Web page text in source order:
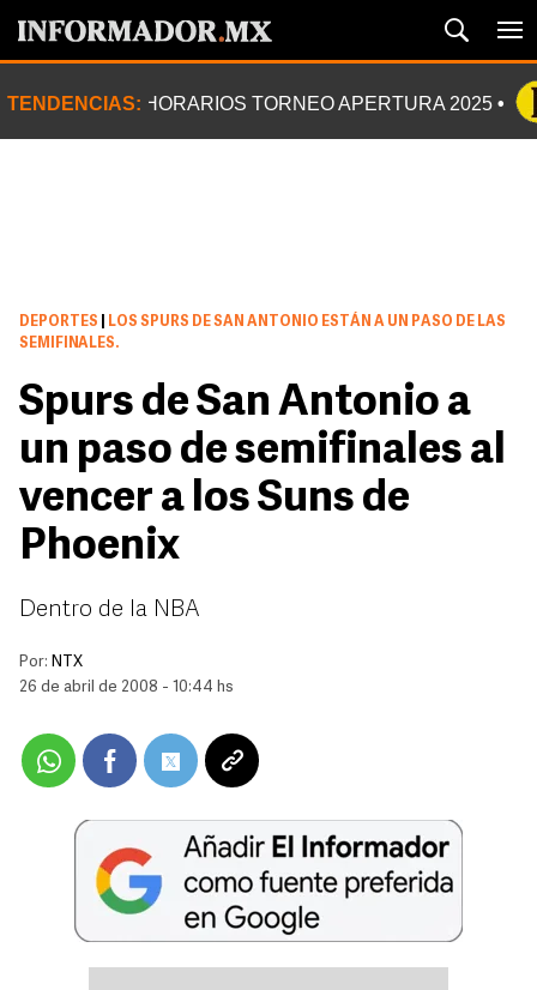
TENDENCIAS: HORARIOS TORNEO APERTURA 2025
DEPORTES
LOS SPURS DE SAN ANTONIO ESTÁN A UN PASO DE LAS
SEMIFINALES.
Spurs de San Antonio a
un paso de semifinales al
vencer a los Suns de
Phoenix
Dentro de la NBA
Por: NTX
26 de abril de 2008 - 10:44 hs